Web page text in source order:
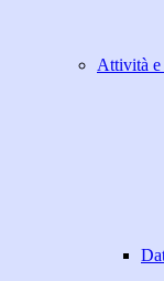
Attività e